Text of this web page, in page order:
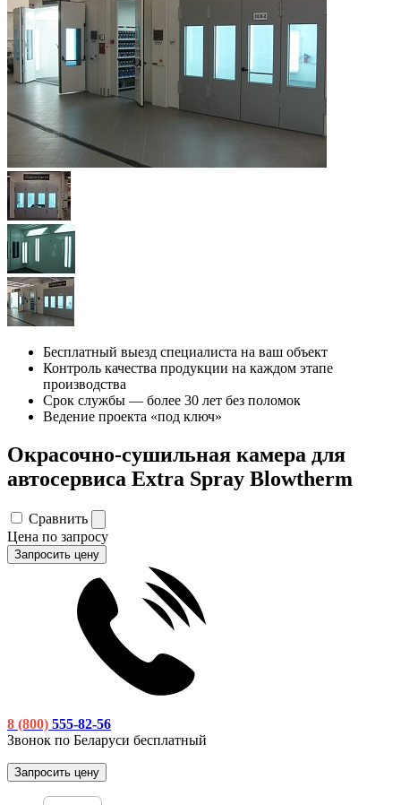
Бесплатный выезд специалиста на ваш объект
Контроль качества продукции на каждом этапе
производства
Срок службы — более 30 лет без поломок
Ведение проекта «под ключ»
Окрасочно-сушильная камера для
автосервиса Extra Spray Blowtherm
Сравнить
Цена по запросу
Запросить цену
8 (800) 555-82-56
Звонок по Беларуси бесплатный
Запросить цену